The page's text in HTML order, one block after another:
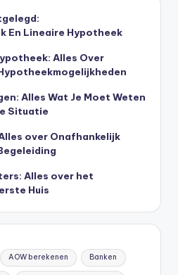
En Lineaire Hypotheek
Alles Over
Alles Wat Je Moet Weten
Situatie
over Onafhankelijk
Alles over het
Huis
AOW berekenen Banken